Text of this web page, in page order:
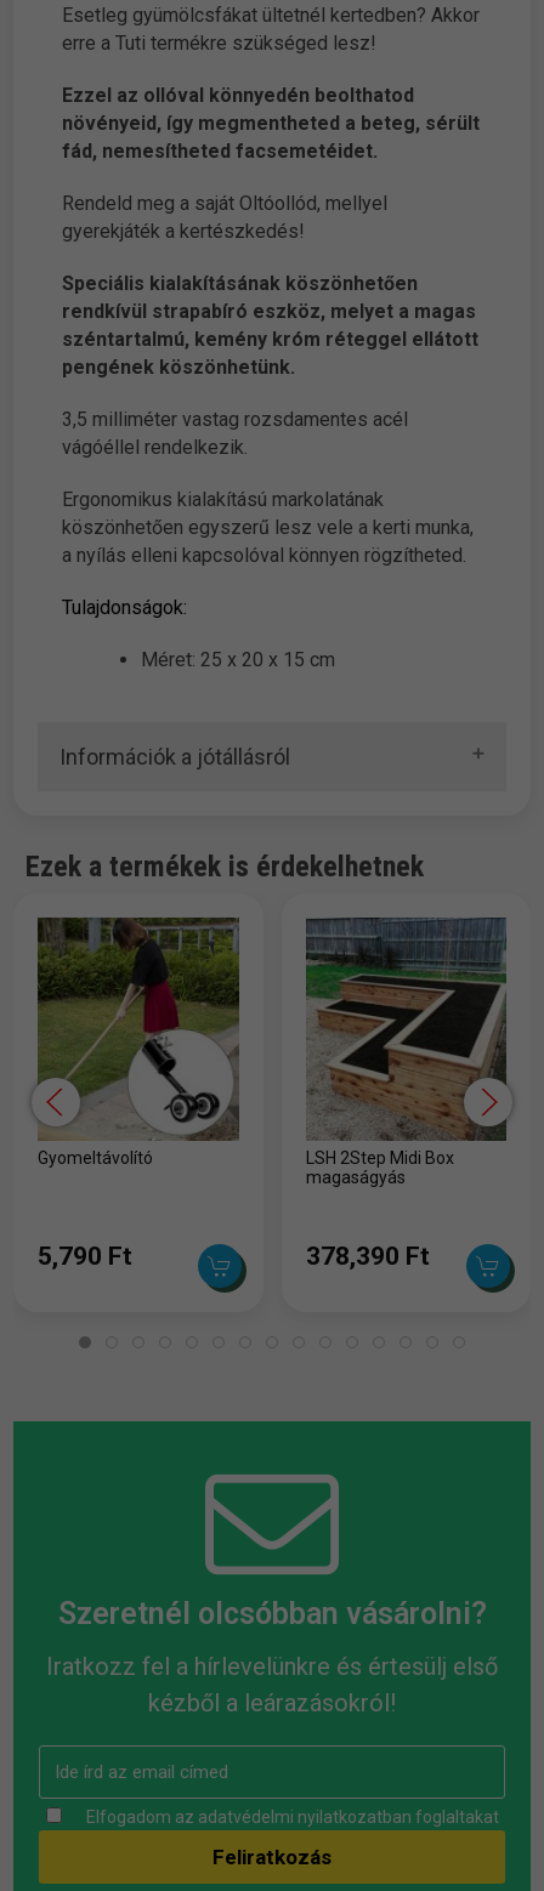
Esetleg gyümölcsfákat ültetnél kertedben? Akkor
erre a Tuti termékre szükséged lesz!
Ezzel az ollóval könnyedén beolthatod
növényeid, így megmentheted a beteg, sérült
fád, nemesítheted facsemetéidet.
Rendeld meg a saját Oltóollód, mellyel
gyerekjáték a kertészkedés!
Speciális kialakításának köszönhetően
rendkívül strapabíró eszköz, melyet a magas
széntartalmú, kemény króm réteggel ellátott
pengének köszönhetünk.
3,5 milliméter vastag rozsdamentes acél
vágóéllel rendelkezik.
Ergonomikus kialakítású markolatának
köszönhetően egyszerű lesz vele a kerti munka,
a nyílás elleni kapcsolóval könnyen rögzítheted.
Tulajdonságok:
Méret: 25 x 20 x 15 cm
Információk a jótállásról
Ezek a termékek is érdekelhetnek
Gyomeltávolító
5,790 Ft
LSH 2Step Midi Box
magaságyás
378,390 Ft
Szeretnél olcsóbban vásárolni?
Iratkozz fel a hírlevelünkre és értesülj első
kézből a leárazásokról!
Elfogadom az adatvédelmi nyilatkozatban foglaltakat